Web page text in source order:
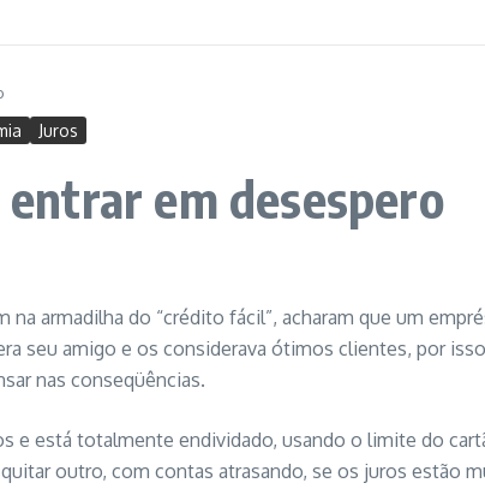
Juros
entrar em desespero
na armadilha do “crédito fácil”, acharam que um
seu amigo e os considerava ótimos clientes, por
nas conseqüências.
e está totalmente endividado, usando o limite do
outro, com contas atrasando, se os juros estão